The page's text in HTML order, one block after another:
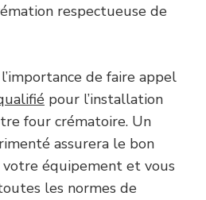
respectueuse de
l’importance de faire appel
pour l’installation
four crématoire. Un
assurera le bon
équipement et vous
les normes de